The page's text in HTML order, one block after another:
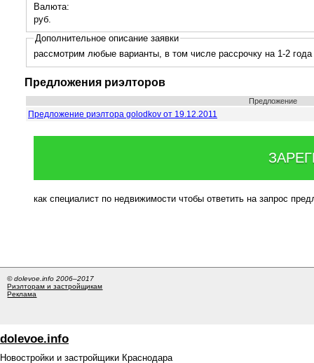
Валюта:
руб.
Дополнительное описание заявки
рассмотрим любые варианты, в том числе рассрочку на 1-2 года
Предложения риэлторов
Предложение
Предложение риэлтора golodkov от 19.12.2011
как специалист по недвижимости чтобы ответить на запрос
© dolevoe.info 2006–2017
Риэлторам и застройщикам
Реклама
dolevoe.info
Новостройки и застройщики Краснодара